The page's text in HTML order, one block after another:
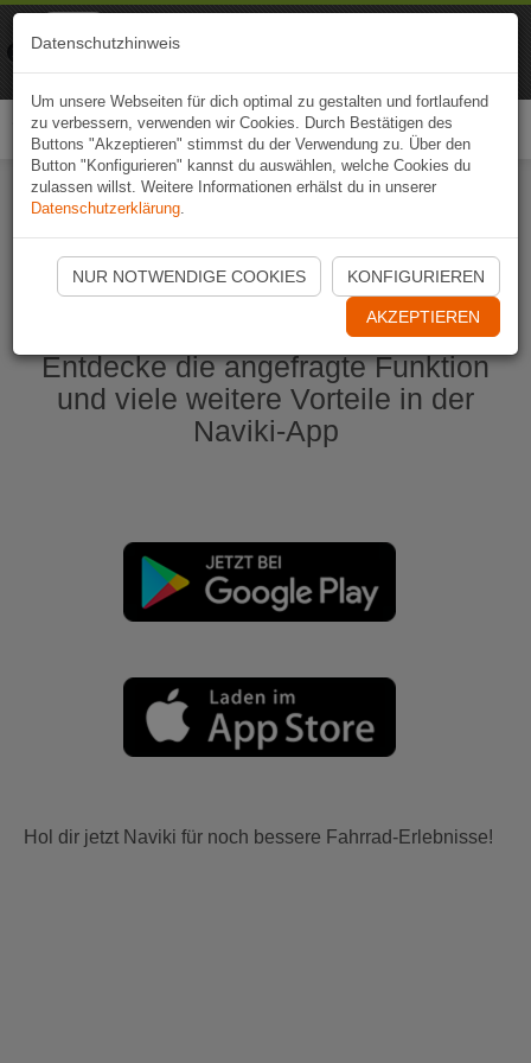
Naviki App jetzt öffnen
Entdecke die angefragte Funktion
und viele weitere Vorteile in der
Naviki-App
Hol dir jetzt Naviki für noch bessere Fahrrad-Erlebnisse!
Datenschutzhinweis
Um unsere Webseiten für dich optimal zu gestalten und fortlaufend
zu verbessern, verwenden wir Cookies. Durch Bestätigen des
Buttons "Akzeptieren" stimmst du der Verwendung zu. Über den
Button "Konfigurieren" kannst du auswählen, welche Cookies du
zulassen willst. Weitere Informationen erhälst du in unserer
Datenschutzerklärung.
NUR NOTWENDIGE COOKIES KONFIGURIEREN
AKZEPTIEREN
Naviki